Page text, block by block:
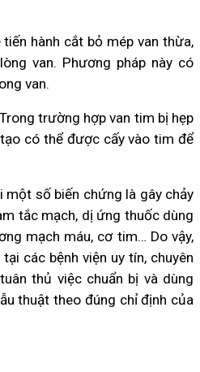
hành cắt bỏ mép van thừa,
van. Phương pháp này có
van.
trường hợp van tim bị hẹp
có thể được cấy vào tim để
một số biến chứng là gây chảy
tắc mạch, dị ứng thuốc dùng
mạch máu, cơ tim… Do vậy,
các bệnh viện uy tín, chuyên
thủ việc chuẩn bị và dùng
thuật theo đúng chỉ định của